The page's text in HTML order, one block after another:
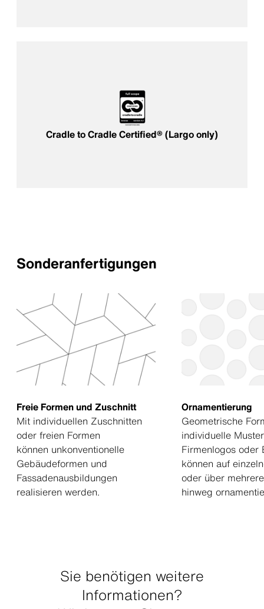
Cradle to Cradle Certified® (Largo only)
Sonderanfertigungen
Freie Formen und Zuschnitt
Mit individuellen Zuschnitten
oder freien Formen
können unkonventionelle
Gebäudeformen und
Fassadenausbildungen
realisieren werden.
Ornamentierung
Geometrische
individuelle
Firmenlogos oder
können auf
oder über
hinweg
Sie benötigen weitere
Informationen?